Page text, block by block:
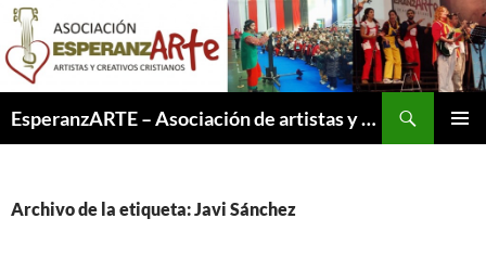
Saltar
contenido
EsperanzARTE – Asociación de artistas y creativos cristianos
Archivo de la etiqueta: Javi Sánchez